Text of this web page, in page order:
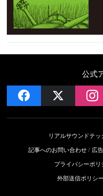
公式
facebook
リアルサウンドテッ
記事へのお問い合わせ
広
プライバシーポリ
外部送信ポリシー